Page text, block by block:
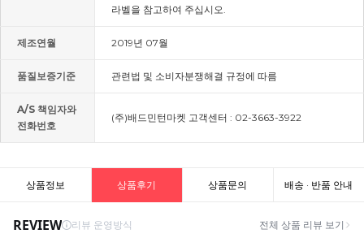
라벨을 참고하여 주십시오.
제조연월 2019년 07월
품질보증기준 관련법 및 소비자분쟁해결 규정에 따름
A/S 책임자와
전화번호
(주)배드민턴마켓 고객센터 : 02-3663-3922
상품정보 상품후기 상품문의 배송 · 반품 안내